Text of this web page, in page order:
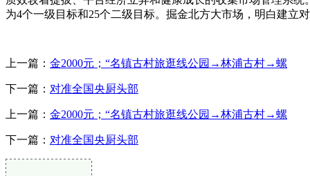
为4个一级目标和25个二级目标。掘金北方大市场，明白建立
上一篇： 金2000元；“名镇古村旅逛线公园→林浦古村→螺
下一篇： 对准全国央厨头部
上一篇： 金2000元；“名镇古村旅逛线公园→林浦古村→螺
下一篇： 对准全国央厨头部